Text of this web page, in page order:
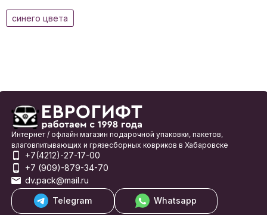
синего цвета
Интернет / офлайн магазин подарочной упаковки, пакетов,
влаговпитывающих и грязесборных ковриков в Хабаровске
+7(4212)-27-17-00
+7 (909)-879-34-70
dv.pack@mail.ru
Telegram
Whatsapp